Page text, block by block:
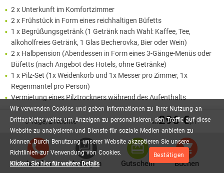
Wir verwenden Cookies und geben Informationen zu Ihrer Nutzung an
Drittanbieter weiter, um Anzeigen zu personalisieren, den Traffic auf diese
Website zu analysieren und Dienste für soziale Medien anbieten zu
können. Durch Benutzung unserer Website akzeptieren Sie unsere
Richtlinien zur Verwendung von Cookies.
Klicken Sie hier für weitere Details
Bestätigen
3 Tage, 2 Nächte ab296 €p.P.
Anrufen Anfragen Gutschein Buchen
2 x Unterkunft im Komfortzimmer
2 x Frühstück in Form eines reichhaltigen Büfetts
1 x Begrüßungsgetränk (1 Getränk nach Wahl: Kaffee, Tee,
alkoholfreies Getränk, 1 Glas Becherovka, Bier oder Wein)
2 x Halbpension (Abendessen in Form eines 3-Gänge-Menüs oder
Büfetts (nach Angebot des Hotels, ohne Getränke)
1 x Pilz-Set (1x Weidenkorb und 1x Messer pro Zimmer, 1x
Regenmantel pro Person)
Vermietung eines Pilztrockners während des Aufenthalts
Mehr lesen
AB 205,00 €P.P.